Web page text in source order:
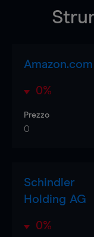
0%
Prezzo
0
Schindler
Holding AG
0%